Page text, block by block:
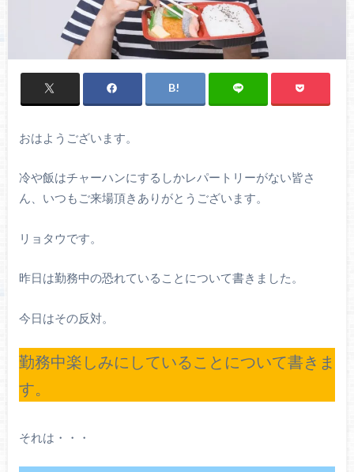
おはようございます。
冷や飯はチャーハンにするしかレパートリーがない皆さ
ん、いつもご来場頂きありがとうございます。
リョタウです。
昨日は勤務中の恐れていることについて書きました。
今日はその反対。
勤務中楽しみにしていることについて書きま
す。
それは・・・